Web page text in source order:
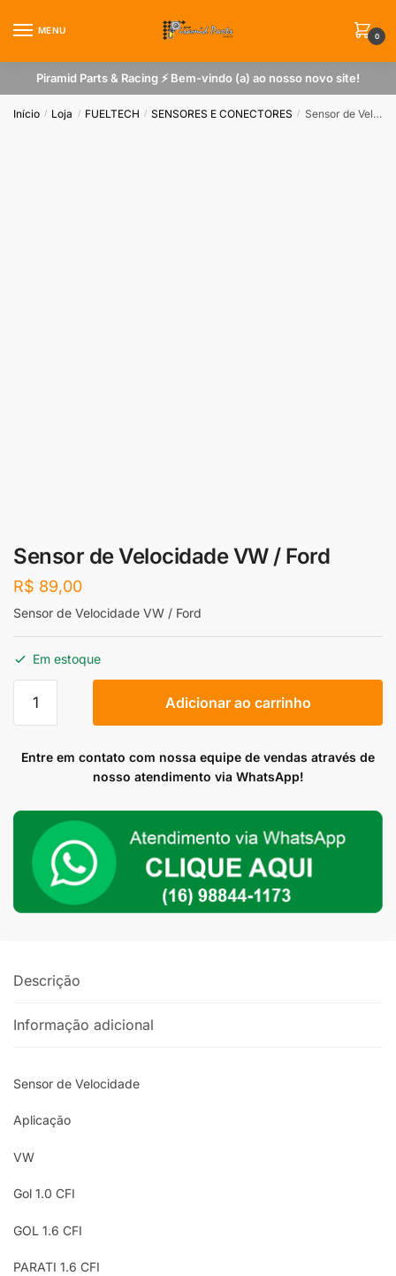
MENU
0
Piramid Parts & Racing ⚡ Bem-vindo (a) ao nosso novo site!
Início / Loja / FUELTECH / SENSORES E CONECTORES / Sensor de Velocidade VW / Ford
Sensor de Velocidade VW / Ford
R$ 89,00
Sensor de Velocidade VW / Ford
Em estoque
VW
quantidade
Adicionar ao carrinho
Entre em contato com nossa equipe de vendas através de
nosso atendimento via WhatsApp!
Descrição
Informação adicional
Sensor de Velocidade
Aplicação
VW
Gol 1.0 CFI
GOL 1.6 CFI
PARATI 1.6 CFI